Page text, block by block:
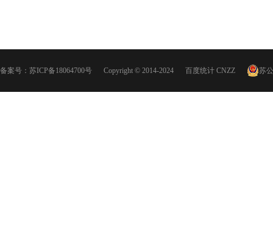
备案号： 苏ICP备18064700号 Copyright © 2014-2024 百度统计 CNZZ 苏